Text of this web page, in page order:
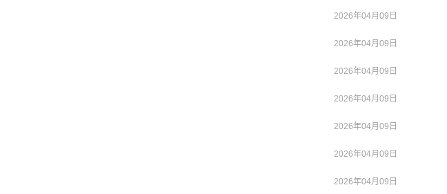
2026年04月09日
2026年04月09日
2026年04月09日
2026年04月09日
2026年04月09日
2026年04月09日
2026年04月09日